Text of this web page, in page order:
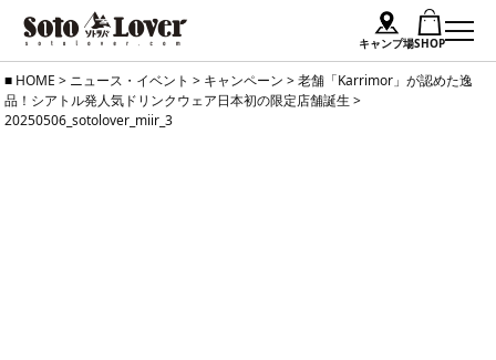
キャンプ場SHOP
Skip
to
HOME > ニュース・イベント > キャンペーン >老舗「Karrimor」が認めた逸
品！シアトル発人気ドリンクウェア日本初の限定店舗誕生 >
20250506_sotolover_miir_3